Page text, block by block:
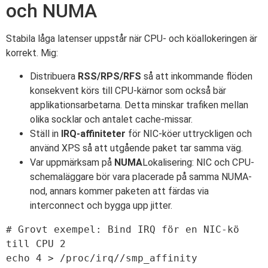
och NUMA
Stabila låga latenser uppstår när CPU- och köallokeringen är
korrekt. Mig:
Distribuera RSS/RPS/RFS så att inkommande flöden
konsekvent körs till CPU-kärnor som också bär
applikationsarbetarna. Detta minskar trafiken mellan
olika socklar och antalet cache-missar.
Ställ in IRQ-affiniteter för NIC-köer uttryckligen och
använd XPS så att utgående paket tar samma väg.
Var uppmärksam på NUMALokalisering: NIC och CPU-
schemaläggare bör vara placerade på samma NUMA-
nod, annars kommer paketen att färdas via
interconnect och bygga upp jitter.
# Grovt exempel: Bind IRQ för en NIC-kö
till CPU 2
echo 4 > /proc/irq//smp_affinity